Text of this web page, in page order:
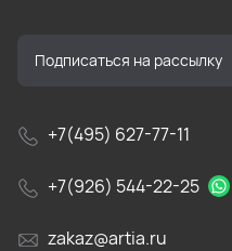
+7(495) 627-77-11
+7(926) 544-22-25
zakaz@artia.ru